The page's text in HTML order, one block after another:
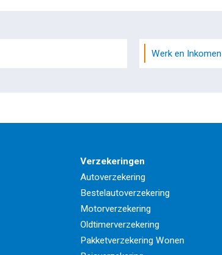
Werk en Inkomen
Verzekeringen
Autoverzekering
Bestelautoverzekering
Motorverzekering
Oldtimerverzekering
Pakketverzekering Wonen